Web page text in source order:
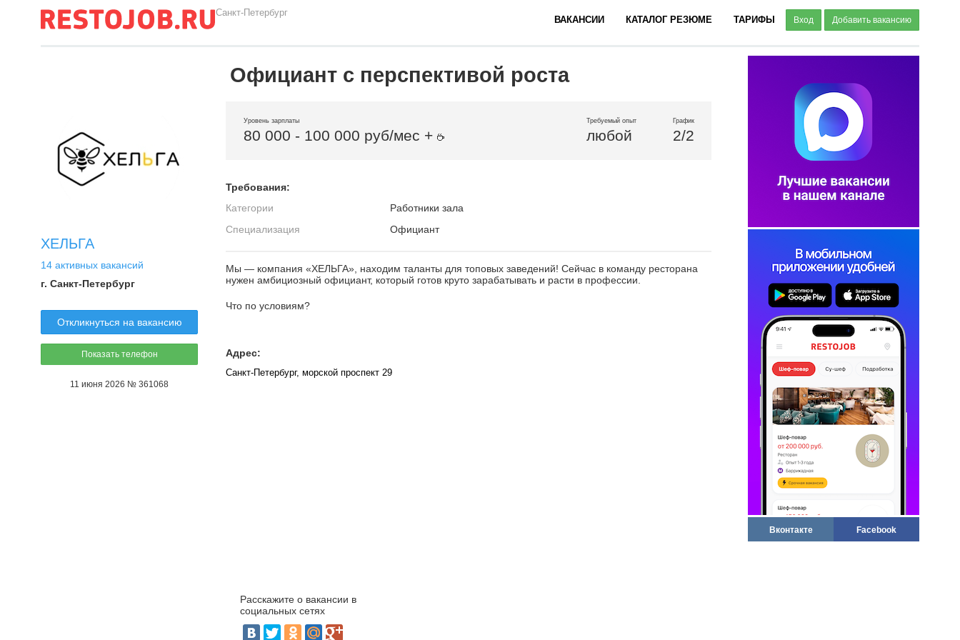
Санкт-Петербург
ВАКАНСИИ КАТАЛОГ РЕЗЮМЕ ТАРИФЫ Вход Добавить вакансию
Вконтакте Facebook
ХЕЛЬГА
14 активных вакансий
г. Санкт-Петербург
Откликнуться на вакансию
Показать телефон
11 июня 2026 № 361068
Официант с перспективой роста
Уровень зарплаты
80 000 - 100 000 руб/мес +
Требуемый опыт
любой
График
2/2
Требования:
Категории
Работники зала
Специализация
Официант
Мы — компания «ХЕЛЬГА», находим таланты для топовых заведений! Сейчас в команду ресторана
нужен амбициозный официант, который готов круто зарабатывать и расти в профессии.
Что по условиям?
Адрес:
Санкт-Петербург, морской проспект 29
Расскажите о вакансии в
социальных сетях